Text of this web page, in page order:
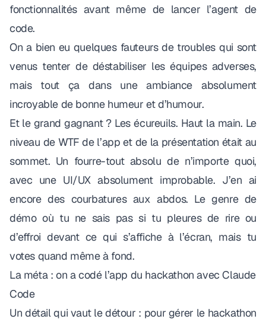
fonctionnalités avant même de lancer l’agent de
code.
On a bien eu quelques fauteurs de troubles qui sont
venus tenter de déstabiliser les équipes adverses,
mais tout ça dans une ambiance absolument
incroyable de bonne humeur et d’humour.
Et le grand gagnant ? Les écureuils. Haut la main. Le
niveau de WTF de l’app et de la présentation était au
sommet. Un fourre-tout absolu de n’importe quoi,
avec une UI/UX absolument improbable. J’en ai
encore des courbatures aux abdos. Le genre de
démo où tu ne sais pas si tu pleures de rire ou
d’effroi devant ce qui s’affiche à l’écran, mais tu
votes quand même à fond.
La méta : on a codé l’app du hackathon avec Claude
Code
Un détail qui vaut le détour : pour gérer le hackathon